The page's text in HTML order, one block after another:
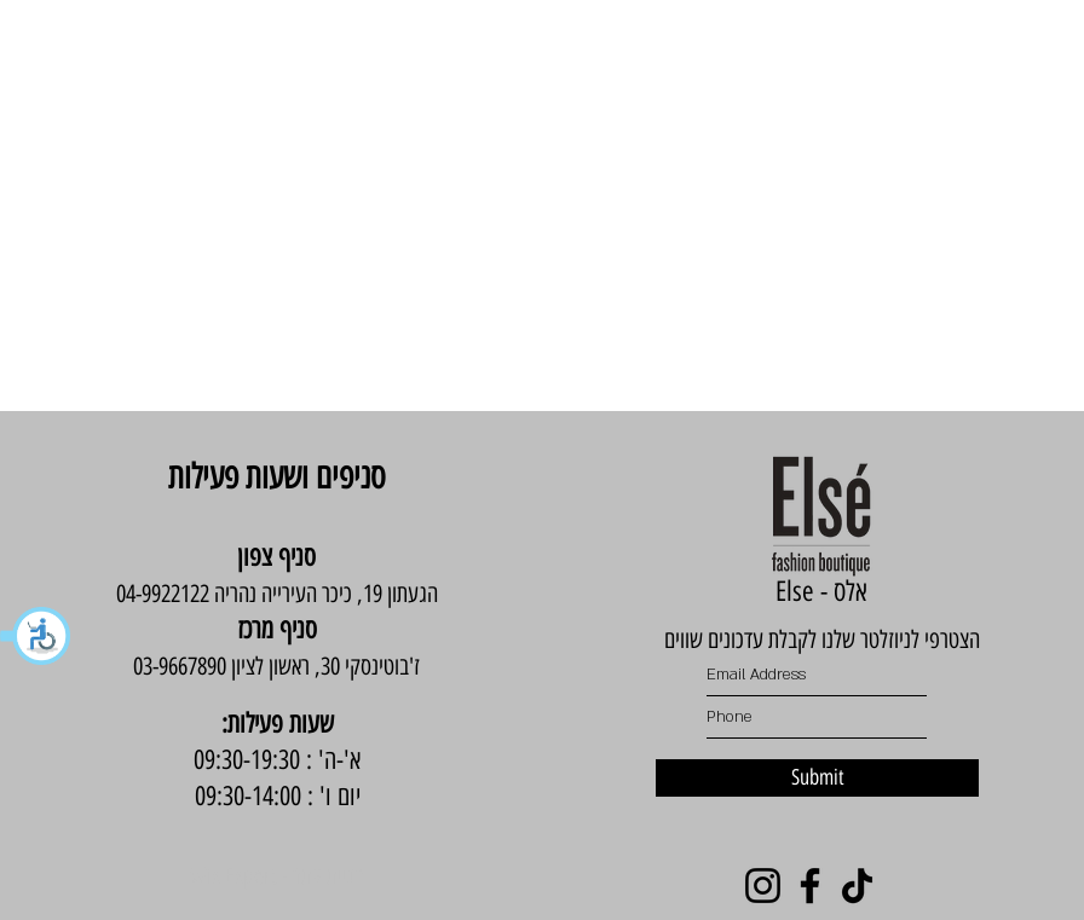
סניפים ושעות פעילות
סניף צפון
הגעתון 19, כיכר העירייה נהריה 04-9922122
סניף מרכז
ז'בוטינסקי 30, ראשון לציון 03-9667890
:שעות פעילות
א'-ה' : 09:30-19:30
יום ו' : 09:30-14:00
Else - אלס
הצטרפי לניוזלטר שלנו לקבלת עדכונים שווים
Submit